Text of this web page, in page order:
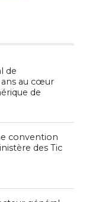
de
ans au cœur
de
convention
des Tic